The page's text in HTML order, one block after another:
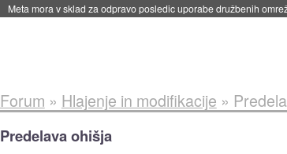
Meta mora v sklad za odpravo posledic uporabe družbenih
Forum » Hlajenje in modifikacije »
Predelava ohišja